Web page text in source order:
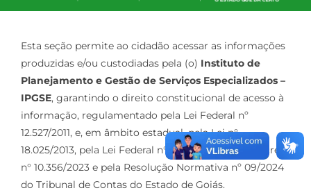
Esta seção permite ao cidadão acessar as informações
produzidas e/ou custodiadas pela (o) Instituto de
Planejamento e Gestão de Serviços Especializados –
IPGSE, garantindo o direito constitucional de acesso à
informação, regulamentado pela Lei Federal nº
12.527/2011, e, em âmbito estadual, pela Lei n°
18.025/2013, pela Lei Federal n° 13.019/2014, pelo Decreto
n° 10.356/2023 e pela Resolução Normativa nº 09/2024
do Tribunal de Contas do Estado de Goiás.